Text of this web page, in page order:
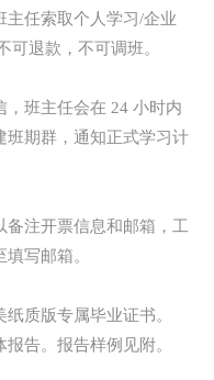
主任索取个人学习/企业
可退款，不可调班。
班主任会在 24 小时内
班期群，通知正式学习计
注开票信息和邮箱，工
写邮箱。
质版专属毕业证书。
告。报告样例见附。